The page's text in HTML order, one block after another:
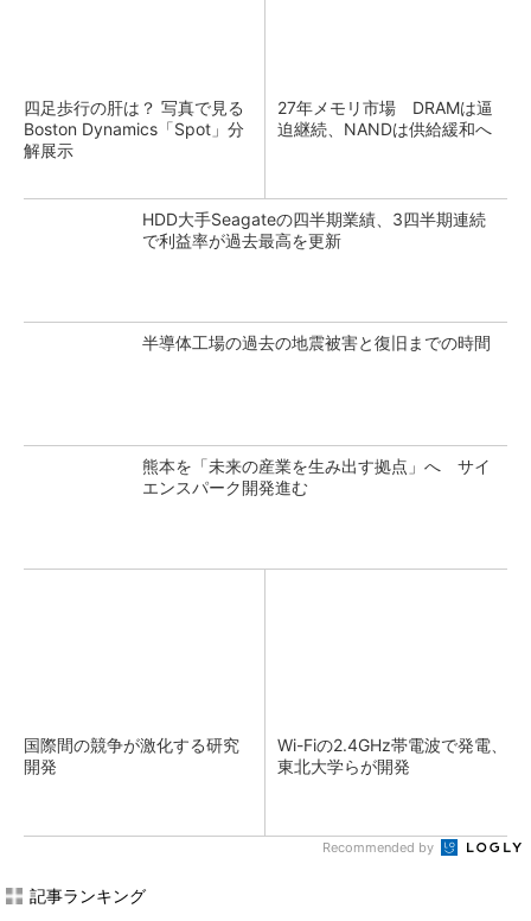
四足歩行の肝は？ 写真で見る
Boston Dynamics「Spot」分
解展示
27年メモリ市場 DRAMは逼
迫継続、NANDは供給緩和へ
HDD大手Seagateの四半期業績、3四半期連続
で利益率が過去最高を更新
半導体工場の過去の地震被害と復旧までの時間
熊本を「未来の産業を生み出す拠点」へ サイ
エンスパーク開発進む
国際間の競争が激化する研究
開発
Wi-Fiの2.4GHz帯電波で発電、
東北大学らが開発
Recommended by
記事ランキング